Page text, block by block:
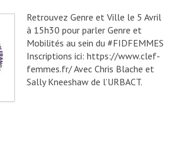
Retrouvez Genre et Ville le 5 Avril
à 15h30 pour parler Genre et
Mobilités au sein du #FIDFEMMES
Inscriptions ici: https://www.clef-
femmes.fr/ Avec Chris Blache et
Sally Kneeshaw de l’URBACT.